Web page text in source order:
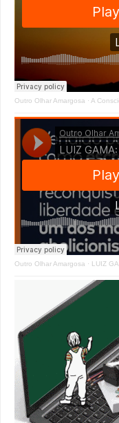
Outro Olhar Amargosa · A
Outro Olhar Amargosa · LUIZ